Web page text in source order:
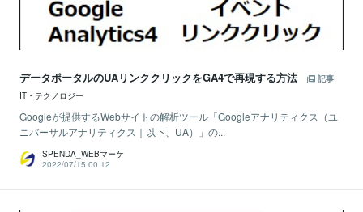
データポータルのUAリンククリックをGA4で再現する方法
記事
IT・テクノロジー
Googleが提供するWebサイトの解析ツール「Googleアナリティクス（ユ
ニバーサルアナリティクス｜以下、UA）」の...
SPENDA_WEBマーケ
2022/07/15 00:12